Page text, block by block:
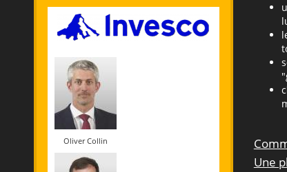
Oliver Collin
Une